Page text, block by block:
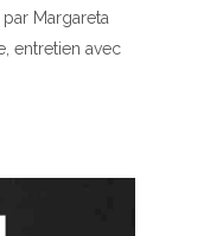
Margareta
entretien avec